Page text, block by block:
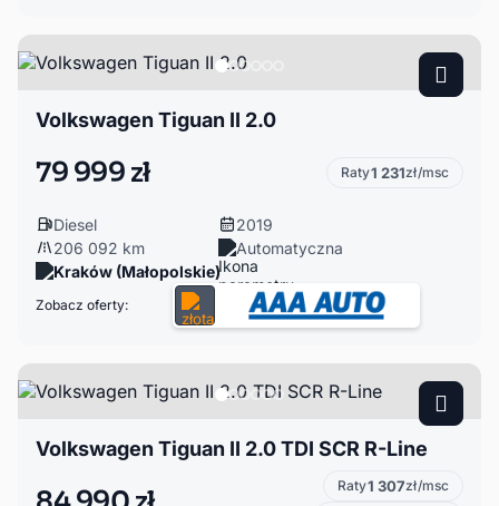
Volkswagen Tiguan II 2.0
79 999 zł Raty1 231zł/msc
Diesel
2019
206 092 km
Automatyczna
Kraków (Małopolskie)
Zobacz oferty:
Volkswagen Tiguan II 2.0 TDI SCR R-Line
Raty1 307zł/msc